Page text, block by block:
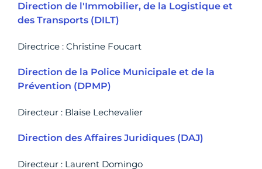
Direction de l'Immobilier, de la Logistique et
des Transports (DILT)
Directrice : Christine Foucart
Direction de la Police Municipale et de la
Prévention (DPMP)
Directeur : Blaise Lechevalier
Direction des Affaires Juridiques (DAJ)
Directeur : Laurent Domingo